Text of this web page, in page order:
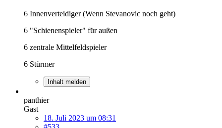
6 Innenverteidiger (Wenn Stevanovic noch geht)
6 "Schienenspieler" für außen
6 zentrale Mittelfeldspieler
6 Stürmer
Inhalt melden
panthier
Gast
18. Juli 2023 um 08:31